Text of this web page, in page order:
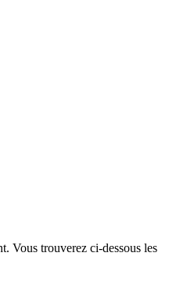
Vous trouverez ci-dessous les